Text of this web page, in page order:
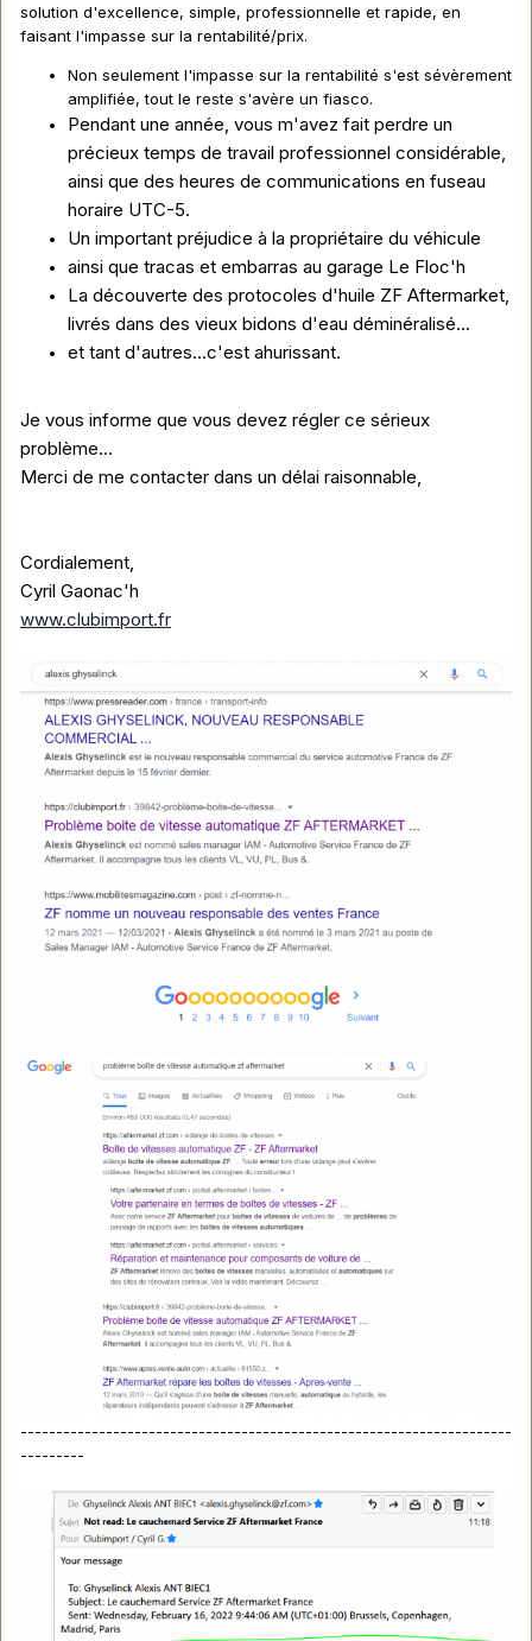
solution d'excellence, simple, professionnelle et rapide, en
faisant l'impasse sur la rentabilité/prix.
Non seulement l'impasse sur la rentabilité s'est sévèrement
amplifiée, tout le reste s'avère un fiasco.
Pendant une année, vous m'avez fait perdre un
précieux temps de travail professionnel considérable,
ainsi que des heures de communications en fuseau
horaire UTC-5.
Un important préjudice à la propriétaire du véhicule
ainsi que tracas et embarras au garage Le Floc'h
La découverte des protocoles d'huile ZF Aftermarket,
livrés dans des vieux bidons d'eau déminéralisé...
et tant d'autres...c'est ahurissant.
Je vous informe que vous devez régler ce sérieux
problème...
Merci de me contacter dans un délai raisonnable,
Cordialement,
Cyril Gaonac'h
www.clubimport.fr
---------------------------------------------------------------------
---------